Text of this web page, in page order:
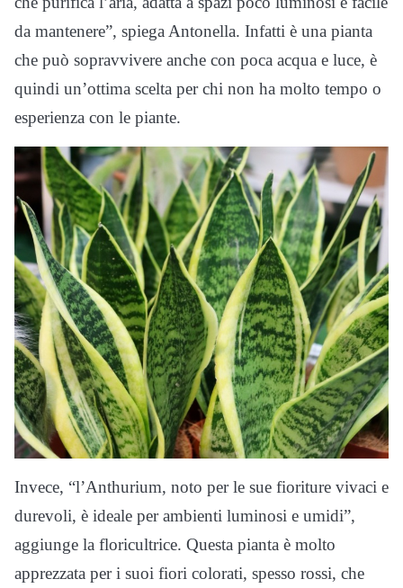
da mantenere”, spiega Antonella. Infatti è una pianta
che può sopravvivere anche con poca acqua e luce, è
quindi un’ottima scelta per chi non ha molto tempo o
esperienza con le piante.
Invece, “l’Anthurium, noto per le sue fioriture vivaci e
durevoli, è ideale per ambienti luminosi e umidi”,
aggiunge la floricultrice. Questa pianta è molto
apprezzata per i suoi fiori colorati, spesso rossi, che